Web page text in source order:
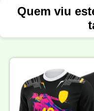
Quem viu